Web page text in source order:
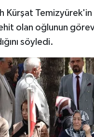
Kürşat
olan oğlunun görev
söyledi.